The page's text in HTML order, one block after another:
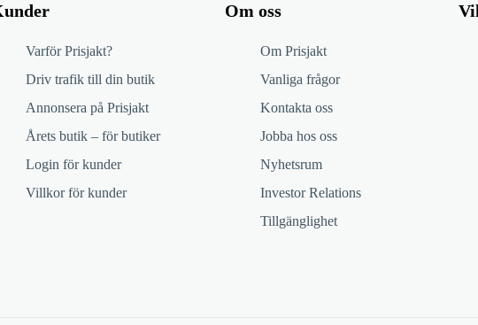
Varför Prisjakt?
Driv trafik till din butik
Annonsera på Prisjakt
Årets butik – för butiker
Login för kunder
Villkor för kunder
Om oss
Om Prisjakt
Vanliga frågor
Kontakta oss
Jobba hos oss
Nyhetsrum
Investor Relations
Tillgänglighet